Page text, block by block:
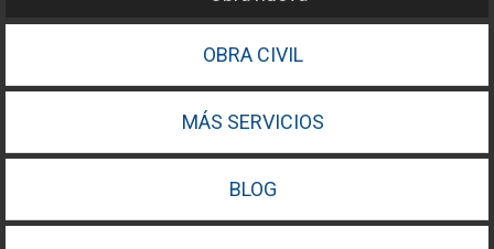
OBRA CIVIL
MÁS SERVICIOS
BLOG